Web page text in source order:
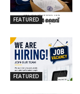
FEATURED
FEATURED